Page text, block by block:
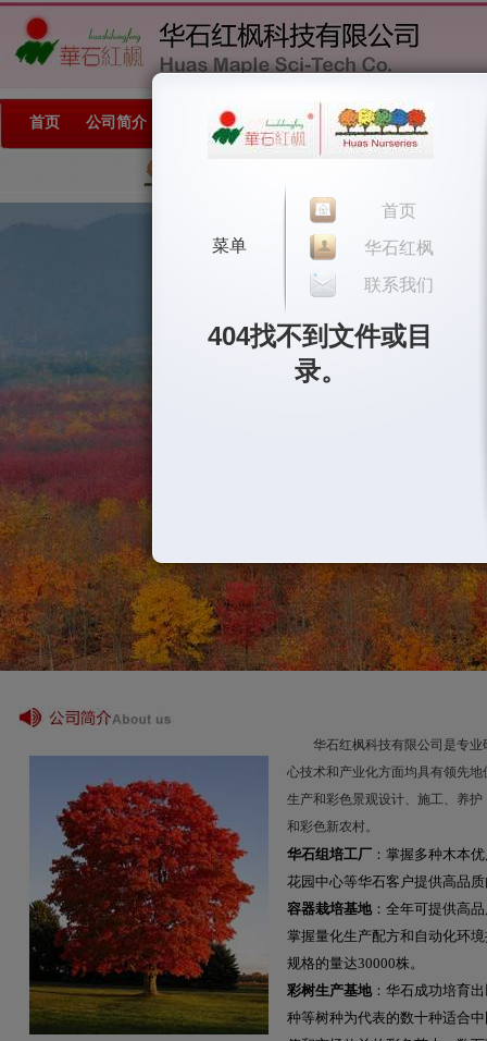
首页 公司简介 美国红枫 彩树应用 工程案例
华石红枫科技有限公司是专业
心技术和产业化方面均具有领先
生产和彩色景观设计、施工、养
和彩色新农村。
华石组培工厂 ：掌握多种木本
花园中心等华石客户提供高品
容器栽培基地：全年可提供高
掌握量化生产配方和自动化环
规格的量达30000株。
彩树生产基地：华石成功培育
种等树种为代表的数十种适合
菜单
首页
华石红枫
联系我们
404找不到文件或目
录。